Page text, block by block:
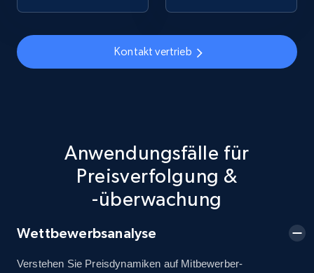
668+ Jetzt anfangen
Seller id, URL, Seller name, Description, Detailed
info, Stars, Feedbacks, Return policy, and more.
378+ Jetzt anfangen
eBay
Kontakt vertrieb
Anwendungsfälle für
Preisverfolgung &
-überwachung
Wettbewerbsanalyse
Verstehen Sie Preisdynamiken auf Mitbewerber-